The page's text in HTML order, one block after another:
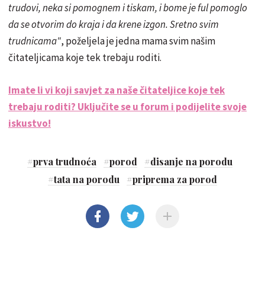
trudovi, neka si pomognem i tiskam, i bome je ful pomoglo
da se otvorim do kraja i da krene izgon. Sretno svim
trudnicama", poželjela je jedna mama svim našim
čitateljicama koje tek trebaju roditi.
Imate li vi koji savjet za naše čitateljice koje tek
trebaju roditi? Uključite se u forum i podijelite svoje
iskustvo!
#prva trudnoća #porod #disanje na porodu
#tata na porodu #priprema za porod